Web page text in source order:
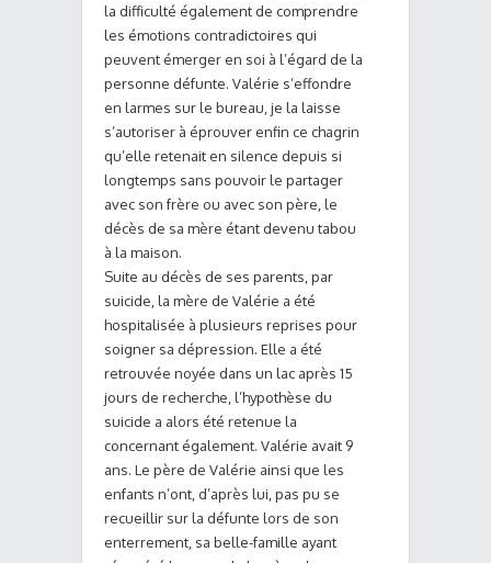
la difficulté également de comprendre
les émotions contradictoires qui
peuvent émerger en soi à l’égard de la
personne défunte. Valérie s’effondre
en larmes sur le bureau, je la laisse
s’autoriser à éprouver enfin ce chagrin
qu’elle retenait en silence depuis si
longtemps sans pouvoir le partager
avec son frère ou avec son père, le
décès de sa mère étant devenu tabou
à la maison.
Suite au décès de ses parents, par
suicide, la mère de Valérie a été
hospitalisée à plusieurs reprises pour
soigner sa dépression. Elle a été
retrouvée noyée dans un lac après 15
jours de recherche, l’hypothèse du
suicide a alors été retenue la
concernant également. Valérie avait 9
ans. Le père de Valérie ainsi que les
enfants n’ont, d’après lui, pas pu se
recueillir sur la défunte lors de son
enterrement, sa belle-famille ayant